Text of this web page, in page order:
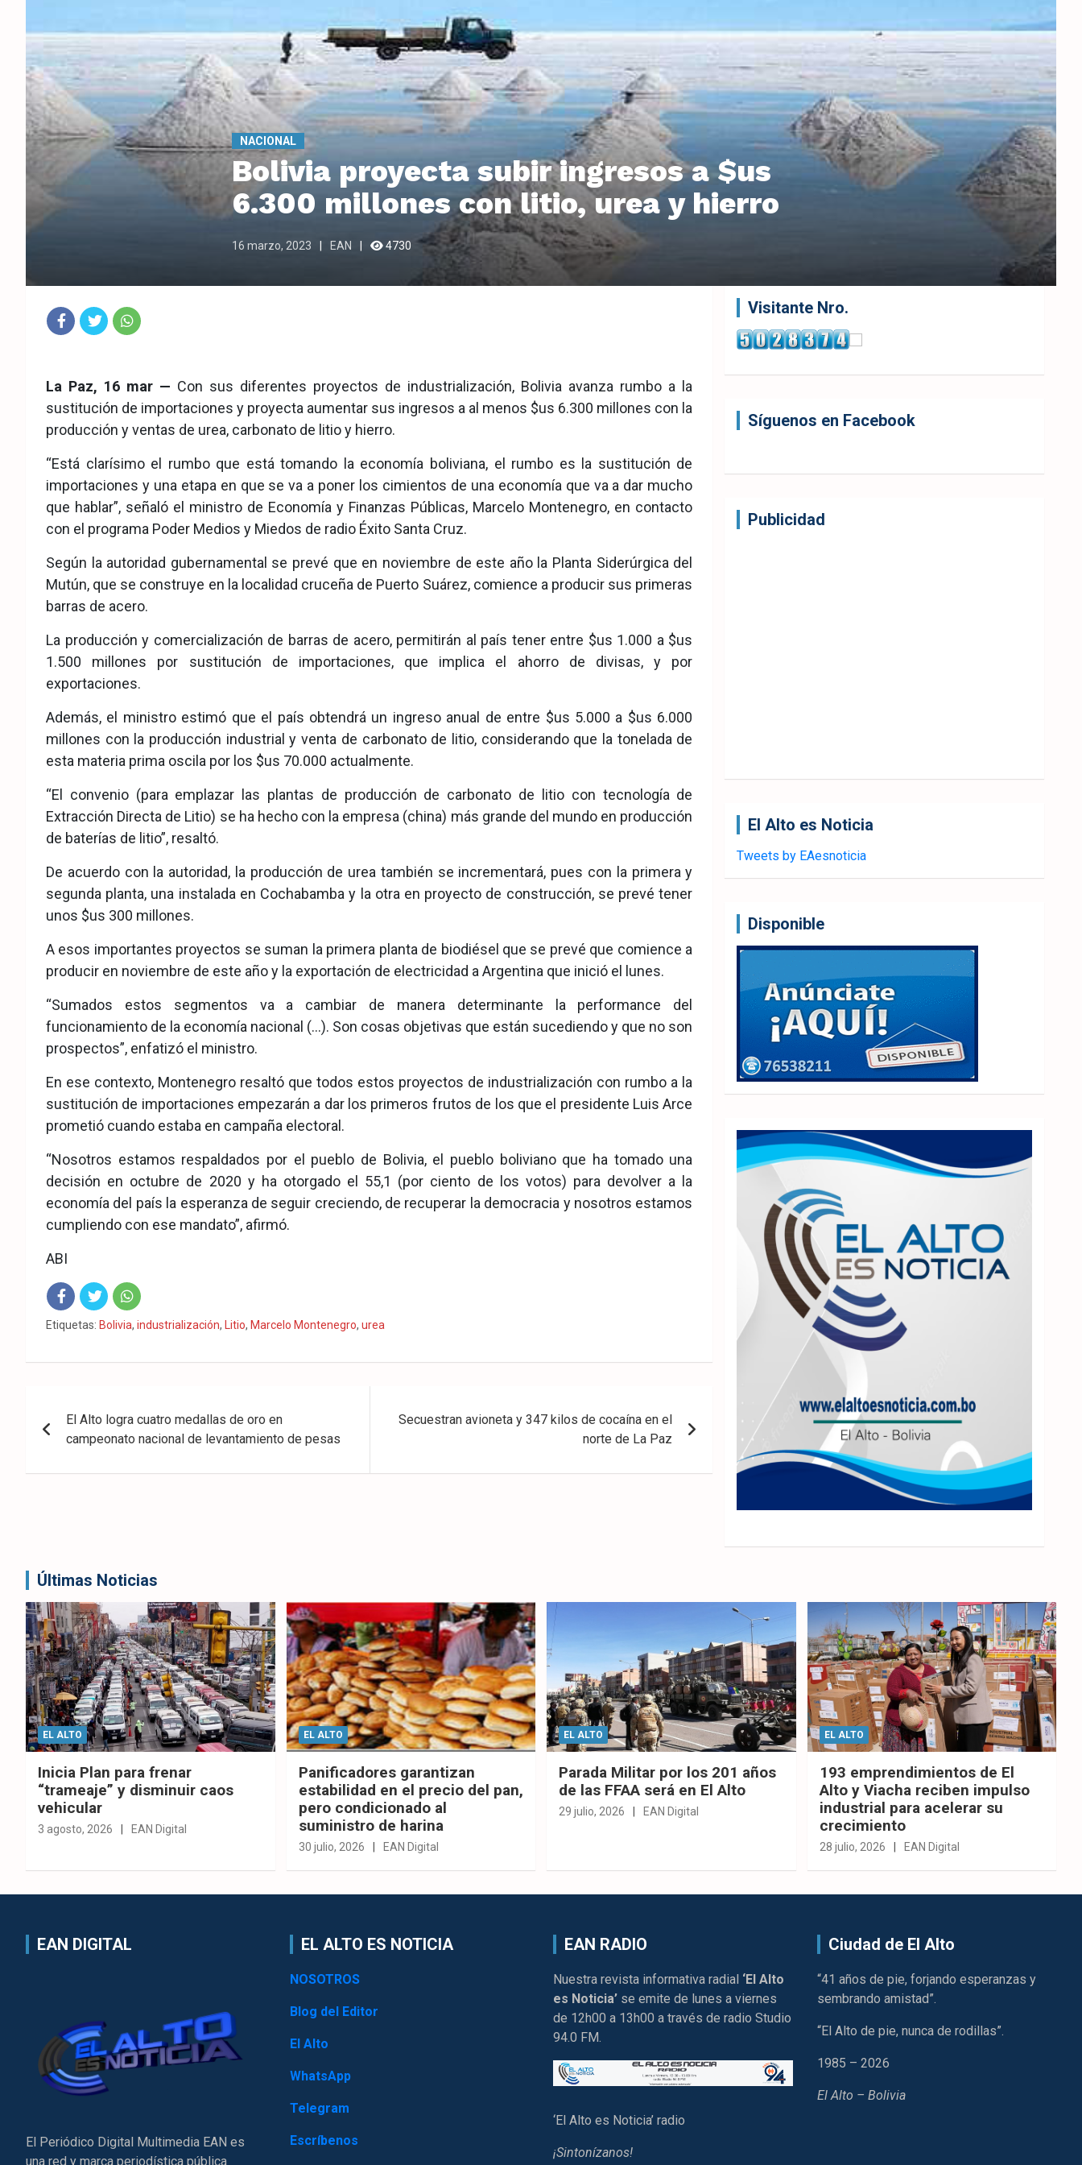
NACIONAL
Bolivia proyecta subir ingresos a $us
6.300 millones con litio, urea y hierro
16 marzo, 2023 EAN 4730
ook
tsA
pp
La Paz, 16 mar — Con sus diferentes proyectos de industrialización, Bolivia avanza rumbo a la
sustitución de importaciones y proyecta aumentar sus ingresos a al menos $us 6.300 millones con la
producción y ventas de urea, carbonato de litio y hierro.
“Está clarísimo el rumbo que está tomando la economía boliviana, el rumbo es la sustitución de
importaciones y una etapa en que se va a poner los cimientos de una economía que va a dar mucho
que hablar”, señaló el ministro de Economía y Finanzas Públicas, Marcelo Montenegro, en contacto
con el programa Poder Medios y Miedos de radio Éxito Santa Cruz.
Según la autoridad gubernamental se prevé que en noviembre de este año la Planta Siderúrgica del
Mutún, que se construye en la localidad cruceña de Puerto Suárez, comience a producir sus primeras
barras de acero.
La producción y comercialización de barras de acero, permitirán al país tener entre $us 1.000 a $us
1.500 millones por sustitución de importaciones, que implica el ahorro de divisas, y por
exportaciones.
Además, el ministro estimó que el país obtendrá un ingreso anual de entre $us 5.000 a $us 6.000
millones con la producción industrial y venta de carbonato de litio, considerando que la tonelada de
esta materia prima oscila por los $us 70.000 actualmente.
“El convenio (para emplazar las plantas de producción de carbonato de litio con tecnología de
Extracción Directa de Litio) se ha hecho con la empresa (china) más grande del mundo en producción
de baterías de litio”, resaltó.
De acuerdo con la autoridad, la producción de urea también se incrementará, pues con la primera y
segunda planta, una instalada en Cochabamba y la otra en proyecto de construcción, se prevé tener
unos $us 300 millones.
A esos importantes proyectos se suman la primera planta de biodiésel que se prevé que comience a
producir en noviembre de este año y la exportación de electricidad a Argentina que inició el lunes.
“Sumados estos segmentos va a cambiar de manera determinante la performance del
funcionamiento de la economía nacional (…). Son cosas objetivas que están sucediendo y que no son
prospectos”, enfatizó el ministro.
En ese contexto, Montenegro resaltó que todos estos proyectos de industrialización con rumbo a la
sustitución de importaciones empezarán a dar los primeros frutos de los que el presidente Luis Arce
prometió cuando estaba en campaña electoral.
“Nosotros estamos respaldados por el pueblo de Bolivia, el pueblo boliviano que ha tomado una
decisión en octubre de 2020 y ha otorgado el 55,1 (por ciento de los votos) para devolver a la
economía del país la esperanza de seguir creciendo, de recuperar la democracia y nosotros estamos
cumpliendo con ese mandato”, afirmó.
ABI
Fac Twit Wha
Etiquetas: Bolivia, industrialización, Litio, Marcelo Montenegro, urea
de
El Alto logra cuatro medallas de oro en
campeonato nacional de levantamiento de pesas
Secuestran avioneta y 347 kilos de cocaína en el
norte de La Paz
Visitante Nro.
Síguenos en Facebook
Publicidad
El Alto es Noticia
Tweets by EAesnoticia
Disponible
Últimas Noticias
EL ALTO
Inicia Plan para frenar
“trameaje” y disminuir caos
vehicular
3 agosto, 2026 EAN Digital
EL ALTO
Panificadores garantizan
estabilidad en el precio del pan,
pero condicionado al
suministro de harina
30 julio, 2026 EAN Digital
EL ALTO
Parada Militar por los 201 años
de las FFAA será en El Alto
29 julio, 2026 EAN Digital
EL ALTO
193 emprendimientos de El
Alto y Viacha reciben impulso
industrial para acelerar su
crecimiento
28 julio, 2026 EAN Digital
EAN DIGITAL
El Periódico Digital Multimedia EAN es
una red y marca periodística pública
EL ALTO ES NOTICIA
NOSOTROS
Blog del Editor
El Alto
WhatsApp
Telegram
Escríbenos
EAN RADIO
Nuestra revista informativa radial ‘El Alto
es Noticia’ se emite de lunes a viernes
de 12h00 a 13h00 a través de radio Studio
94.0 FM.
‘El Alto es Noticia’ radio
¡Sintonízanos!
Ciudad de El Alto
“41 años de pie, forjando esperanzas y
sembrando amistad”.
“El Alto de pie, nunca de rodillas”.
1985 – 2026
El Alto – Bolivia